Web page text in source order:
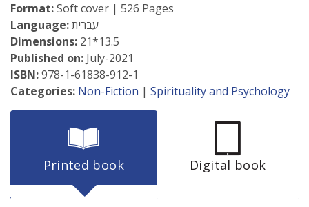
Format:Soft cover | 526 Pages
Language:עברית
Dimensions: 21*13.5
Published on: July-2021
ISBN:978-1-61838-912-1
Categories: Non-Fiction | Spirituality and Psychology
Printed book Digital book